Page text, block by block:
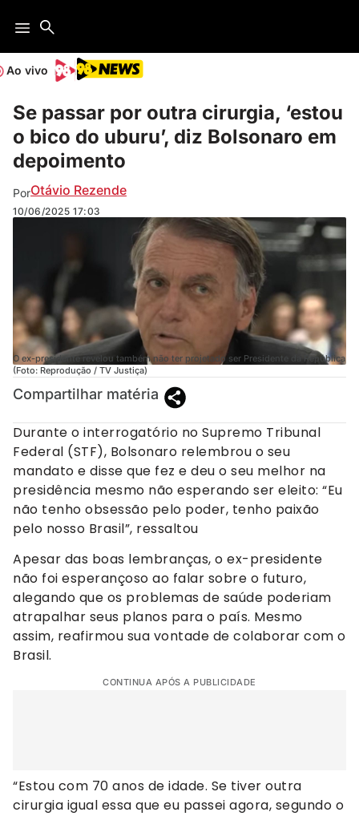
Ao vivo
Se passar por outra cirurgia, ‘estou
o bico do uburu’, diz Bolsonaro em
depoimento
PorOtávio Rezende
10/06/2025 17:03
O ex-presidente revelou também não ter projetado ser Presidente da República
(Foto: Reprodução / TV Justiça)
Compartilhar matéria
Durante o interrogatório no Supremo Tribunal
Federal (STF), Bolsonaro relembrou o seu
mandato e disse que fez e deu o seu melhor na
presidência mesmo não esperando ser eleito: “Eu
não tenho obsessão pelo poder, tenho paixão
pelo nosso Brasil”, ressaltou
Apesar das boas lembranças, o ex-presidente
não foi esperançoso ao falar sobre o futuro,
alegando que os problemas de saúde poderiam
atrapalhar seus planos para o país. Mesmo
assim, reafirmou sua vontade de colaborar com o
Brasil.
CONTINUA APÓS A PUBLICIDADE
“Estou com 70 anos de idade. Se tiver outra
cirurgia igual essa que eu passei agora, segundo o